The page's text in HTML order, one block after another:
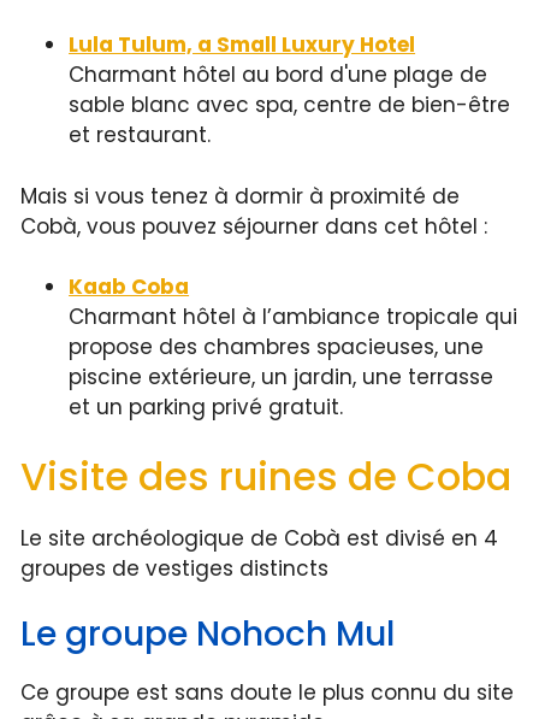
Lula Tulum, a Small Luxury Hotel
Charmant hôtel au bord d'une plage de
sable blanc avec spa, centre de bien-être
et restaurant.
Mais si vous tenez à dormir à proximité de
Cobà, vous pouvez séjourner dans cet hôtel :
Kaab Coba
Charmant hôtel à l’ambiance tropicale qui
propose des chambres spacieuses, une
piscine extérieure, un jardin, une terrasse
et un parking privé gratuit.
Visite des ruines de Coba
Le site archéologique de Cobà est divisé en 4
groupes de vestiges distincts
Le groupe Nohoch Mul
Ce groupe est sans doute le plus connu du site